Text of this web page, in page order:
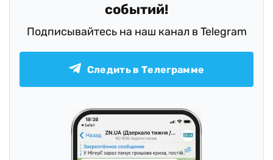
событий!
Подписывайтесь на наш канал в Telegram
Следить в Телеграмме